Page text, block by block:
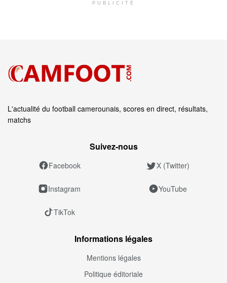
PUBLICITÉ
L'actualité du football camerounais, scores en direct, résultats,
matchs
Suivez‑nous
Facebook X (Twitter)
Instagram YouTube
TikTok
Informations légales
Mentions légales
Politique éditoriale